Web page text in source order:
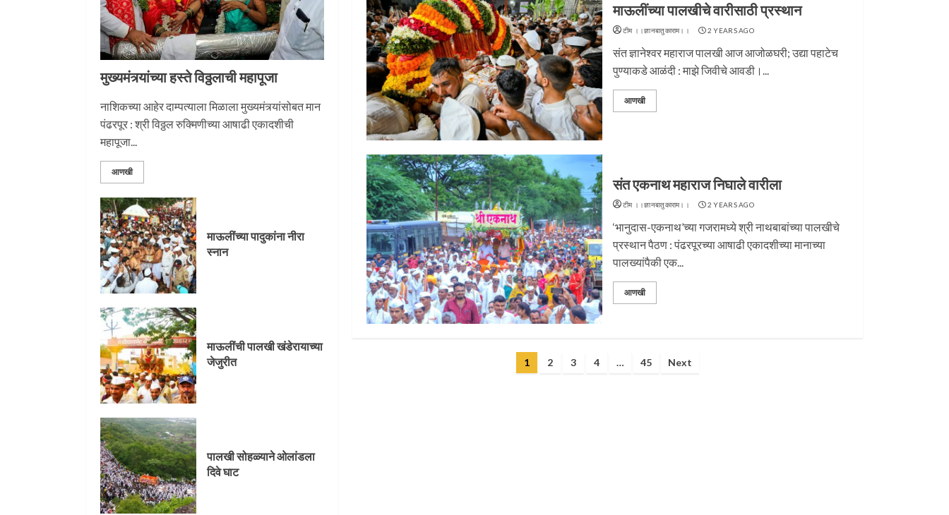
माऊलींच्या पालखीचे वारीसाठी प्रस्थान
टीम ।।ज्ञानबातुकाराम।। 2 YEARS AGO
संत ज्ञानेश्वर महाराज पालखी आज आजोळघरी; उद्या पहाटेच
पुण्याकडे आळंदी : माझे जिवीचे आवडी।...
आणखी
संत एकनाथ महाराज निघाले वारीला
टीम ।।ज्ञानबातुकाराम।। 2 YEARS AGO
‘भानुदास-एकनाथ’च्या गजरामध्ये श्री नाथबाबांच्या पालखीचे
प्रस्थान पैठण : पंढरपूरच्या आषाढी एकादशीच्या मानाच्या
पालख्यांपैकी एक...
आणखी
1 2 3 4 … 45 Next
2
3
प्रस्थान सोहळ्यासाठी आळंदी
मुख्यमंत्र्यांच्या हस्ते विठ्ठलाची महापूजा
नाशिकच्या आहेर दाम्पत्याला मिळाला मुख्यमंत्र्यांसोबत मान
पंढरपूर : श्री विठ्ठल रुक्मिणीच्या आषाढी एकादशीची
महापूजा...
आणखी
माऊलींच्या पादुकांना नीरा
स्नान
माऊलींची पालखी खंडेरायाच्या
जेजुरीत
पालखी सोहळ्याने ओलांडला
दिवे घाट
3
4
5